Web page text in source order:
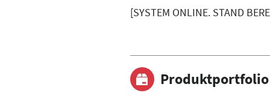
[SYSTEM ONLINE. STAND
Produktportfolio